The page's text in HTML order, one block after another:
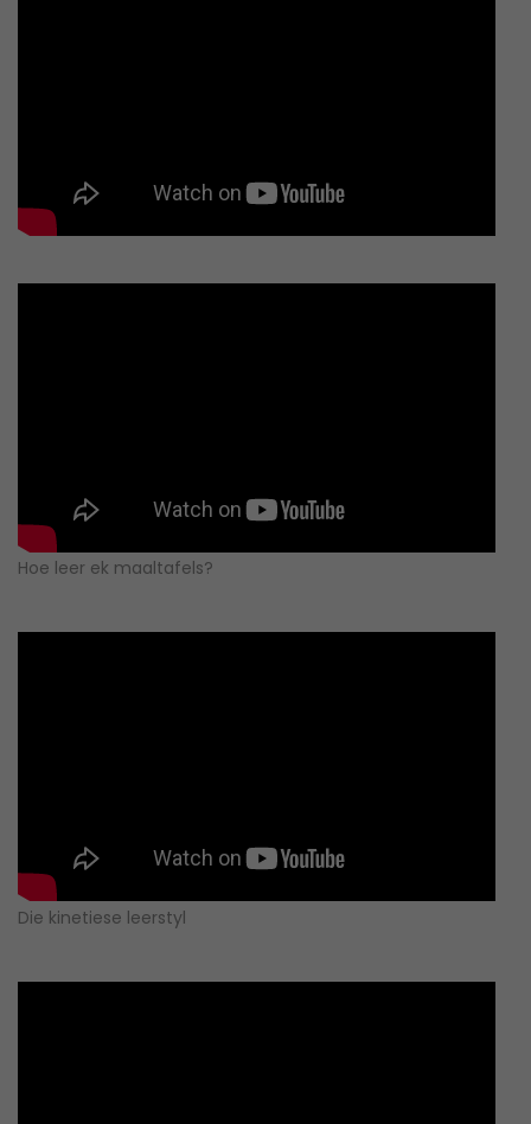
Hoe leer ek maaltafels?
Die kinetiese leerstyl